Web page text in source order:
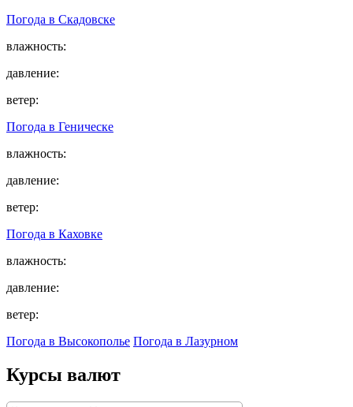
Погода в Скадовске
влажность:
давление:
ветер:
Погода в Геническе
влажность:
давление:
ветер:
Погода в Каховке
влажность:
давление:
ветер:
Погода в Высокополье Погода в Лазурном
Курсы валют